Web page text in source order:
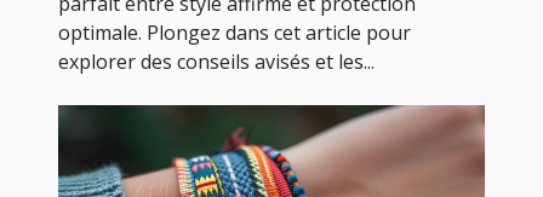
optimale. Plongez dans cet article pour
explorer des conseils avisés et les...